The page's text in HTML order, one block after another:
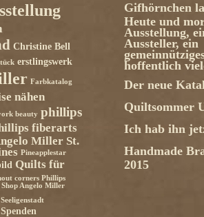
Christine Bell
erstlingswerk
Farbkatalog
nähen
beauty phillips
fiberarts
Miller St.
Pineapplestar
Quilts für
corners Phillips
Angelo Miller
Seeligenstadt
Spenden
Gifhörnchen
Heute und
Ausstellung,
Aussteller, ein
hoffentlich
Der neue
Quiltsommer
Ich hab ihn
Handmade
2015